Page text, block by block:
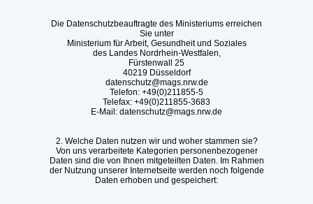
Die Datenschutzbeauftragte des Ministeriums erreichen
Sie unter
Ministerium für Arbeit, Gesundheit und Soziales
des Landes Nordrhein-Westfalen,
Fürstenwall 25
40219 Düsseldorf
datenschutz@mags.nrw.de
Telefon: +49(0)211855-5
Telefax: +49(0)211855-3683
E-Mail: datenschutz@mags.nrw.de
2. Welche Daten nutzen wir und woher stammen sie?
Von uns verarbeitete Kategorien personenbezogener
Daten sind die von Ihnen mitgeteilten Daten. Im Rahmen
der Nutzung unserer Internetseite werden noch folgende
Daten erhoben und gespeichert: